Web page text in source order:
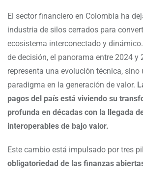
El sector financiero en Colombia ha
industria de silos cerrados para
ecosistema interconectado y
de decisión, el panorama entre 2024 y
representa una evolución técnica, sino
paradigma en la generación de valor.
pagos del país está viviendo su
profunda en décadas con la llegada
interoperables de bajo valor.
Este cambio está impulsado por tres
obligatoriedad de las finanzas